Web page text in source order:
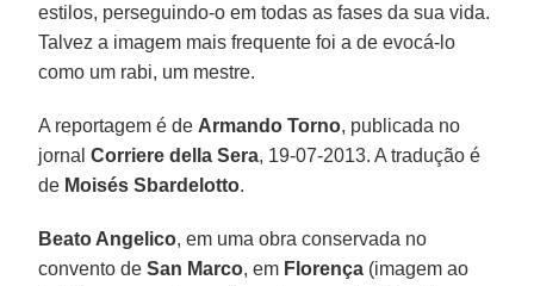
estilos, perseguindo-o em todas as fases da sua vida.
Talvez a imagem mais frequente foi a de evocá-lo
como um rabi, um mestre.
A reportagem é de Armando Torno, publicada no
jornalCorriere della Sera, 19-07-2013. A tradução é
de Moisés Sbardelotto.
Beato Angelico, em uma obra conservada no
convento deSan Marco, em Florença (imagem ao